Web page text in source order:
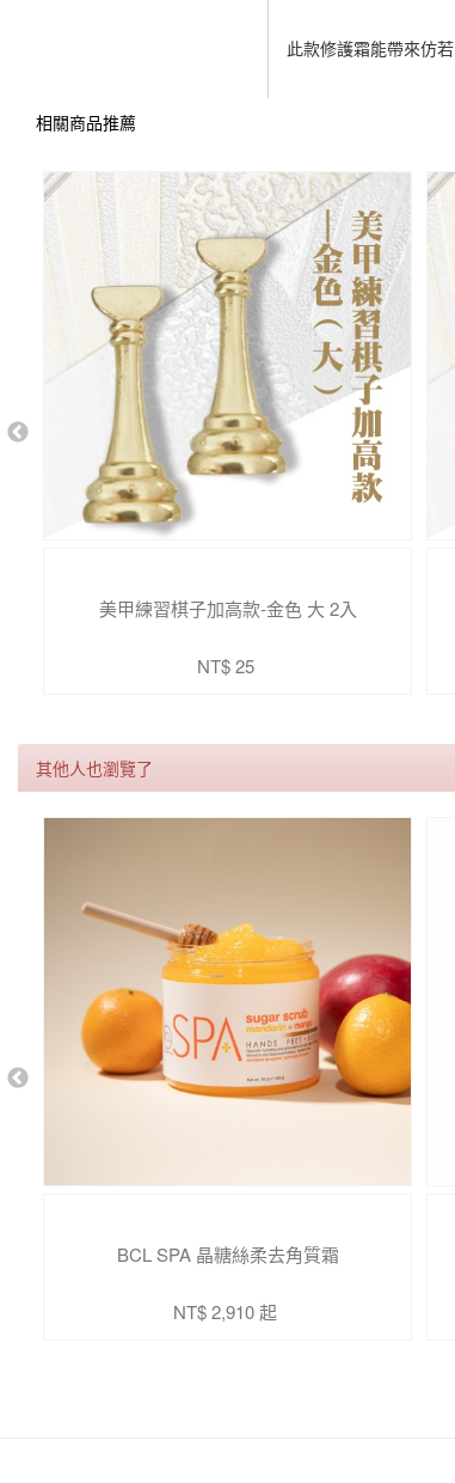
此款修護霜能帶來仿若
相關商品推薦
美甲練習棋子加高款-金色 大 2入
NT$ 25
其他人也瀏覽了
BCL SPA 晶糖絲柔去角質霜
NT$ 2,910 起